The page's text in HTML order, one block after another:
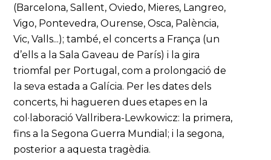
(Barcelona, Sallent, Oviedo, Mieres, Langreo,
Vigo, Pontevedra, Ourense, Osca, Palència,
Vic, Valls...); també, el concerts a França (un
d’ells a la Sala Gaveau de París) i la gira
triomfal per Portugal, com a prolongació de
la seva estada a Galícia. Per les dates dels
concerts, hi hagueren dues etapes en la
col·laboració Vallribera-Lewkowicz: la primera,
fins a la Segona Guerra Mundial; i la segona,
posterior a aquesta tragèdia.